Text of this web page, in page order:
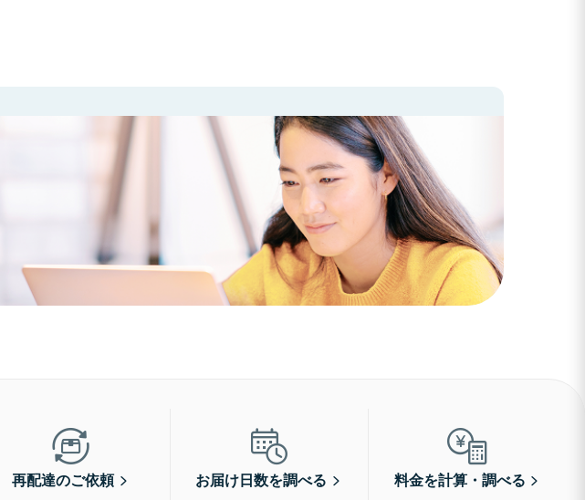
再配達のご依頼 お届け日数を調べる 料金を計算・調べる